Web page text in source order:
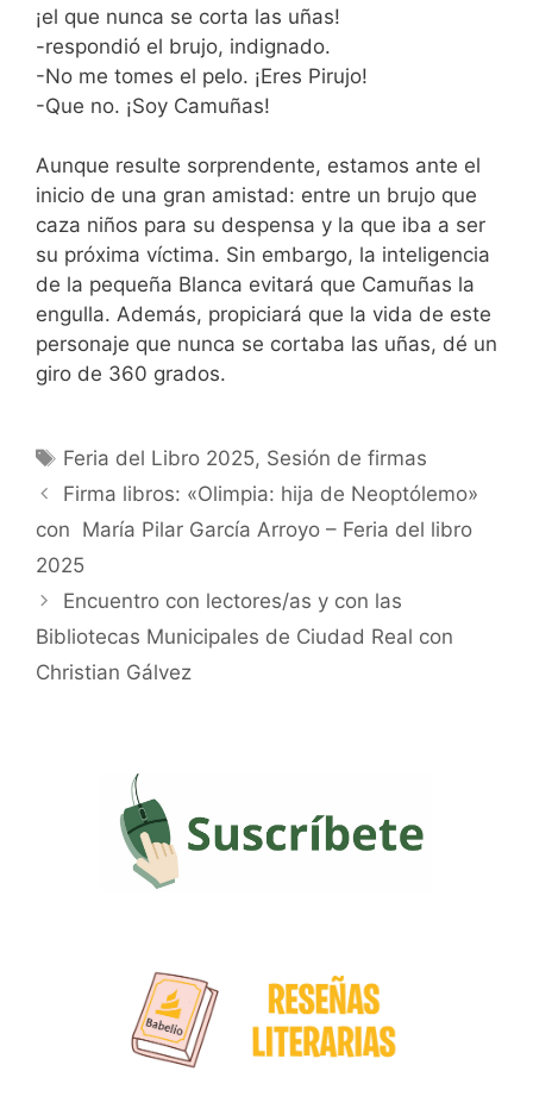
¡el que nunca se corta las uñas!
-respondió el brujo, indignado.
-No me tomes el pelo. ¡Eres Pirujo!
-Que no. ¡Soy Camuñas!
Aunque resulte sorprendente, estamos ante el
inicio de una gran amistad: entre un brujo que
caza niños para su despensa y la que iba a ser
su próxima víctima. Sin embargo, la inteligencia
de la pequeña Blanca evitará que Camuñas la
engulla. Además, propiciará que la vida de este
personaje que nunca se cortaba las uñas, dé un
giro de 360 grados.
Etiquetas
Feria del Libro 2025, Sesión de firmas
Firma libros: «Olimpia: hija de Neoptólemo»
con María Pilar García Arroyo – Feria del libro
2025
Encuentro con lectores/as y con las
Bibliotecas Municipales de Ciudad Real con
Christian Gálvez